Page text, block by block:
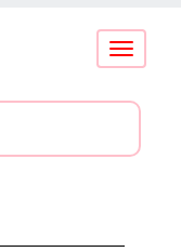
Conmutar